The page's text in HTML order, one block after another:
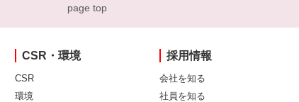
page top
CSR・環境
CSR
環境
採用情報
会社を知る
社員を知る